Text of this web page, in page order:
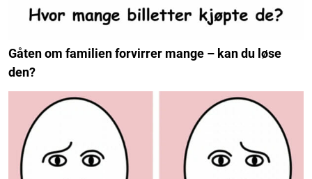
Gåten om familien forvirrer mange – kan du løse
den?